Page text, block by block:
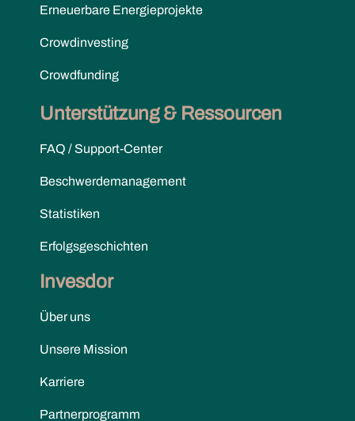
Erneuerbare Energieprojekte
Crowdinvesting
Crowdfunding
Unterstützung & Ressourcen
FAQ / Support-Center
Beschwerdemanagement
Statistiken
Erfolgsgeschichten
Invesdor
Über uns
Unsere Mission
Karriere
Partnerprogramm